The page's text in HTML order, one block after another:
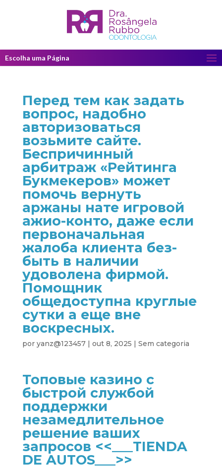
Escolha uma Página
Перед тем как задать
вопрос, надобно
авторизоваться
возьмите сайте.
Беспричинный
арбитраж «Рейтинга
Букмекеров» может
помочь вернуть
аржаны нате игровой
ажио-конто, даже если
первоначальная
жалоба клиента без-
быть в наличии
удоволена фирмой.
Помощник
общедоступна круглые
сутки а еще вне
воскресных.
por yanz@123457| out 8, 2025 | Sem categoria
Топовые казино с
быстрой службой
поддержки
незамедлительное
решение ваших
запросов <<___TIENDA
DE AUTOS___>>